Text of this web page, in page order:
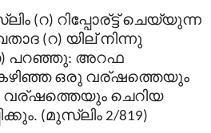
ലിം (റ) റിപ്പോര്ട്ട് ചെയ്യുന്ന
(റ) യില് നിന്നു
) പറഞ്ഞു: അറഫ
ഒരു വര്ഷത്തെയും
വര്ഷത്തെയും ചെറിയ
. (മുസ്ലിം 2/819)